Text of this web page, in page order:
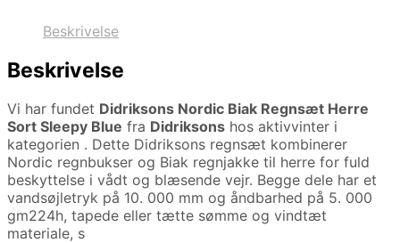
Beskrivelse
Beskrivelse
Vi har fundet Didriksons Nordic Biak Regnsæt Herre
Sort Sleepy Blue fra Didriksons hos aktivvinter i
kategorien . Dette Didriksons regnsæt kombinerer
Nordic regnbukser og Biak regnjakke til herre for fuld
beskyttelse i vådt og blæsende vejr. Begge dele har et
vandsøjletryk på 10. 000 mm og åndbarhed på 5. 000
gm224h, tapede eller tætte sømme og vindtæt
materiale, s